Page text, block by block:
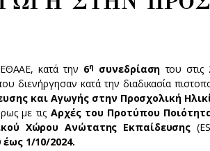
κατά την 6η συνεδρίασητου στις
διενήργησαν κατά την διαδικασία
και Αγωγής στην Προσχολική
με τις Αρχές του Προτύπου
Χώρου Ανώτατης Εκπαίδευσης
έως 1/10/2024.